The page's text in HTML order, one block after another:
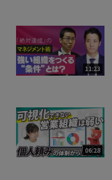
11:23
06:28